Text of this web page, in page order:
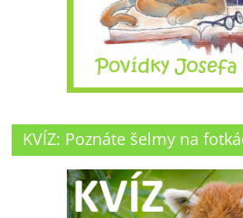
KVÍZ: Poznáte šelmy na